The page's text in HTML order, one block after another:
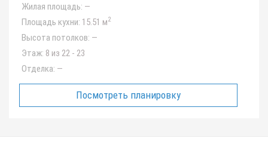
Жилая площадь: —
Площадь кухни: 15.51 м2
Высота потолков: —
Этаж: 8 из 22 - 23
Отделка: —
Посмотреть планировку